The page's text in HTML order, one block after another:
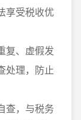
享受税收优
复、虚假发
处理，防止
查，与税务